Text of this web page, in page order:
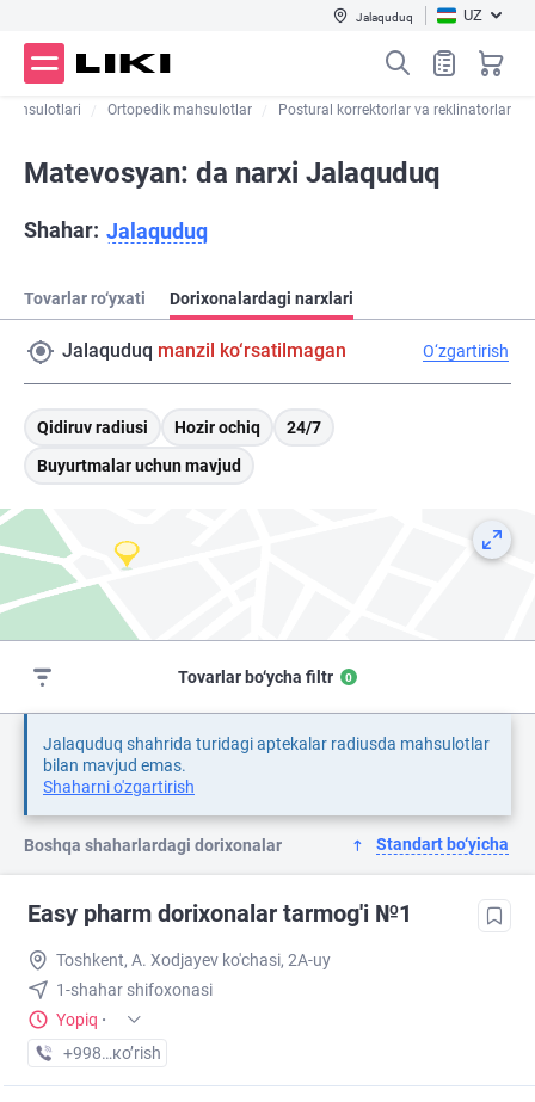
Jalaquduq UZ
Ortopedik mahsulotlar Postural korrektorlar va reklinatorlar
Matevosyan: da narxi Jalaquduq
Shahar: Jalaquduq
Tovarlar ro‘yxati Dorixonalardagi narxlari
Jalaquduq manzil ko‘rsatilmagan O‘zgartirish
Qidiruv radiusi Hozir ochiq
24/7
Buyurtmalar uchun mavjud
Tovarlar bo‘ycha filtr 0
Jalaquduq shahrida turidagi aptekalar radiusda mahsulotlar
bilan mavjud emas.
Shaharni o'zgartirish
Boshqa shaharlardagi dorixonalar Standart bo‘yicha
Easy pharm dorixonalar tarmog'i №1
Toshkent, A. Xodjayev ko'chasi, 2A-uy
1-shahar shifoxonasi
Yopiq ·
+998 (94) XXX-XX-XX
кo’rish